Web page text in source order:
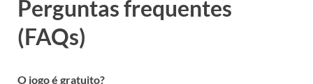
Perguntas frequentes
(FAQs)
O jogo é gratuito?